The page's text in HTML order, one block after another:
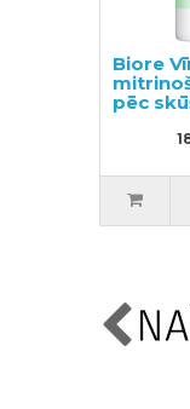
Biore
pēc